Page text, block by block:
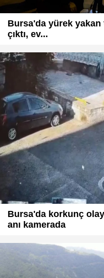
Bursa'da yürek yakan
çıktı, ev...
Bursa'da korkunç
anı kamerada